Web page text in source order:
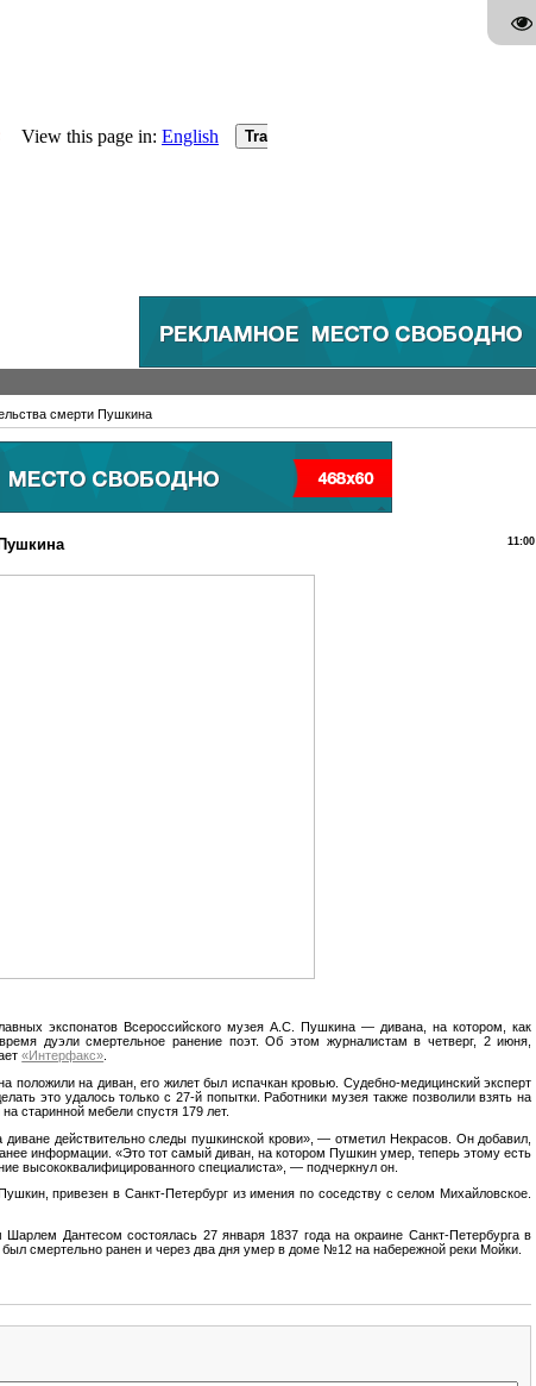
смерти Пушкина
11:00
экспонатов Всероссийского музея А.С. Пушкина — дивана, на котором, как
дуэли смертельное ранение поэт. Об этом журналистам в четверг, 2 июня,
«Интерфакс»
положили на диван, его жилет был испачкан кровью. Судебно-медицинский эксперт
это удалось только с 27-й попытки. Работники музея также позволили взять на
старинной мебели спустя 179 лет.
действительно следы пушкинской крови», — отметил Некрасов. Он добавил,
информации. «Это тот самый диван, на котором Пушкин умер, теперь этому есть
высококвалифицированного специалиста», — подчеркнул он.
привезен в Санкт-Петербург из имения по соседству с селом Михайловское.
Дантесом состоялась 27 января 1837 года на окраине Санкт-Петербурга в
смертельно ранен и через два дня умер в доме №12 на набережной реки Мойки.